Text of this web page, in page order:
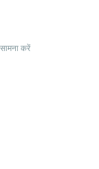
करें